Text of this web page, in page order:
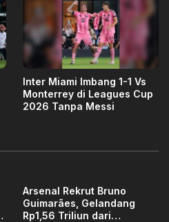
Inter Miami Imbang 1-1 Vs
Monterrey di Leagues Cup
2026 Tanpa Messi
Arsenal Rekrut Bruno
Guimarães, Gelandang
Rp1,56 Triliun dari